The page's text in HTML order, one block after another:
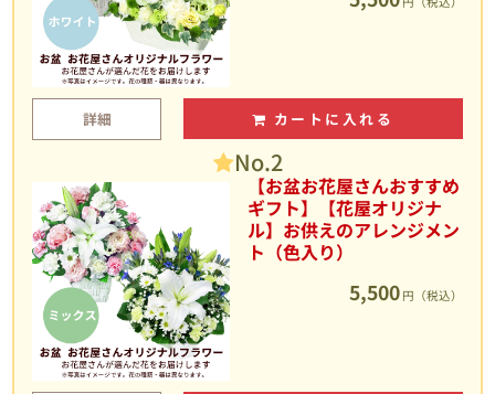
詳細 カートに入れる
No.2
【お盆お花屋さんおすすめ
ギフト】【花屋オリジナ
ル】お供えのアレンジメン
ト（色入り）
5,500 円（税込）